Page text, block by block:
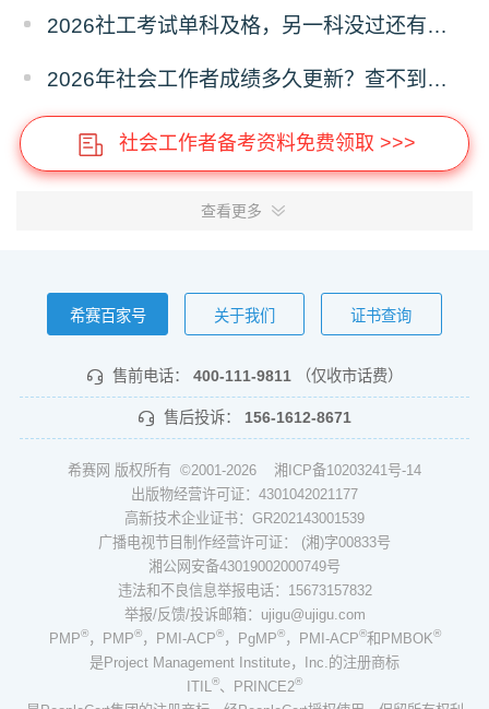
2026社工考试单科及格，另一科没过还有机会吗？
2026年社会工作者成绩多久更新？查不到分怎么办？
社会工作者备考资料免费领取 >>>
查看更多
希赛百家号 关于我们 证书查询
售前电话： 400-111-9811 （仅收市话费）
售后投诉： 156-1612-8671
希赛网 版权所有 ©2001-2026 湘ICP备10203241号-14
出版物经营许可证：4301042021177
高新技术企业证书：GR202143001539
广播电视节目制作经营许可证： (湘)字00833号
湘公网安备43019002000749号
违法和不良信息举报电话：15673157832
举报/反馈/投诉邮箱：ujigu@ujigu.com
PMP®，PMP®，PMI-ACP®，PgMP®，PMI-ACP®和PMBOK®
是Project Management Institute，Inc.的注册商标
ITIL ®、PRINCE2®